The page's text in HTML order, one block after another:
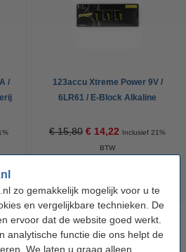
zo gemakkelijk mogelijk voor u te
en vergelijkbare technieken. De
ervoor dat de website goed werkt.
analytische functie die ons helpt de
We laten u graag alleen
/
123accu Xtreme Power 9V /
6LR61 / E-Block Alkaline
€ 15,80 € 14,22 Inclusief 21%
BTW